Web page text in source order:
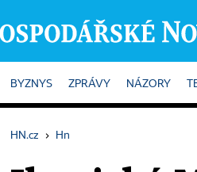
HOME
BYZNYS ZPRÁVY NÁZORY
HN.cz › Hn